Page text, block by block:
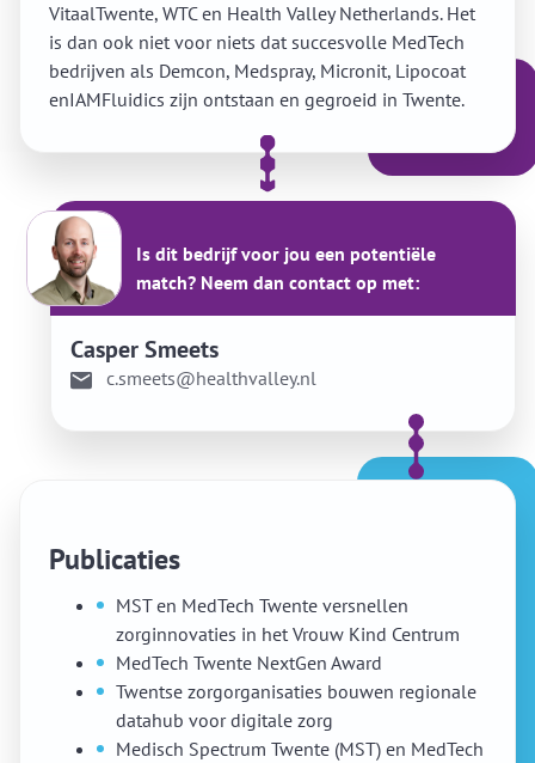
VitaalTwente, WTC en Health Valley Netherlands. Het
is dan ook niet voor niets dat succesvolle MedTech
bedrijven als Demcon, Medspray, Micronit, Lipocoat
enIAMFluidics zijn ontstaan en gegroeid in Twente.
Is dit bedrijf voor jou een potentiële
match? Neem dan contact op met:
Casper Smeets
c.smeets@healthvalley.nl
Publicaties
MST en MedTech Twente versnellen
zorginnovaties in het Vrouw Kind Centrum
MedTech Twente NextGen Award
Twentse zorgorganisaties bouwen regionale
datahub voor digitale zorg
Medisch Spectrum Twente (MST) en MedTech